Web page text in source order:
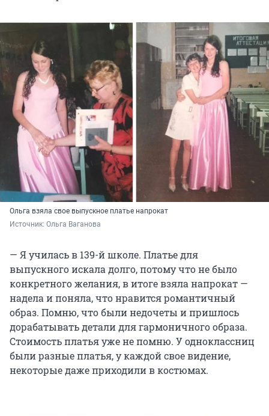
Ольга взяла свое выпускное платье напрокат
Источник: Ольга Ваганова
— Я училась в 139-й школе. Платье для
выпускного искала долго, потому что не было
конкретного желания, в итоге взяла напрокат —
надела и поняла, что нравится романтичный
образ. Помню, что были недочеты и пришлось
дорабатывать детали для гармоничного образа.
Стоимость платья уже не помню. У одноклассниц
были разные платья, у каждой свое видение,
некоторые даже приходили в костюмах.